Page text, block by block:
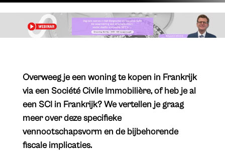
Overweeg je een woning te kopen in Frankrijk
via een Société Civile Immobilière, of heb je al
een SCI in Frankrijk? We vertellen je graag
meer over deze specifieke
vennootschapsvorm en de bijbehorende
fiscale implicaties.